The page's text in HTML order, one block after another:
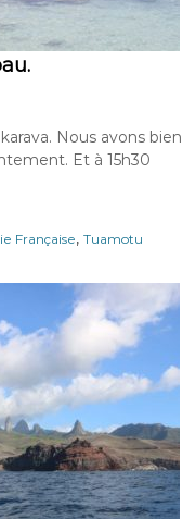
Nous avons bien
Et à 15h30
Française,Tuamotu